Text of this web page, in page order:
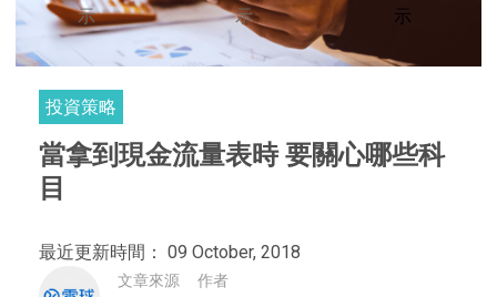
投資策略
當拿到現金流量表時 要關心哪些科
目
最近更新時間： 09 October, 2018
文章來源 作者